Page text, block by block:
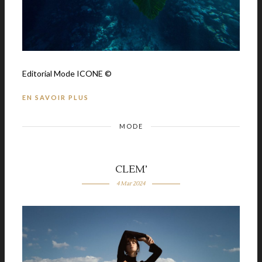
Editorial Mode ICONE ©
EN SAVOIR PLUS
MODE
CLEM’
4 Mar 2024